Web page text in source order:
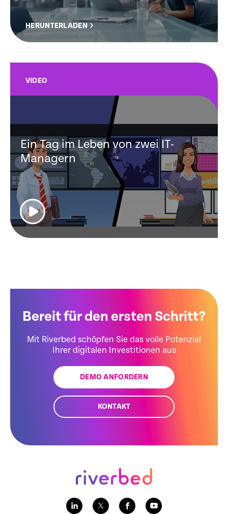
HERUNTERLADEN
VIDEO
Ein Tag im Leben von zwei IT-
Managern
Bereit für den ersten Schritt?
Mit Riverbed schöpfen Sie das volle Potenzial
Ihrer digitalen Investitionen aus
DEMO ANFORDERN
KONTAKT